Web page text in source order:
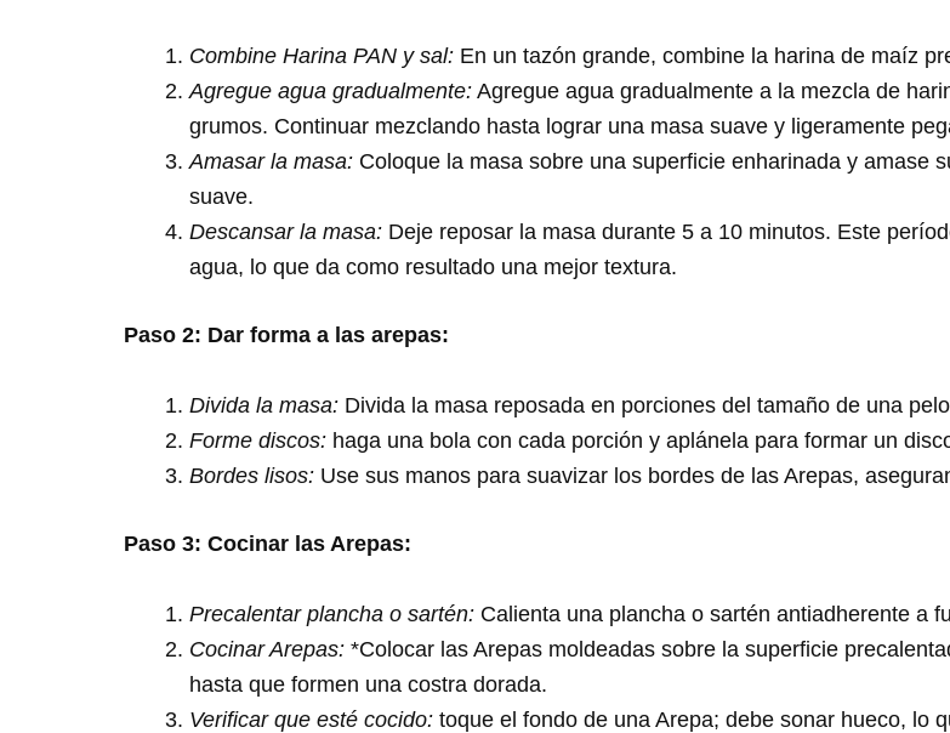
Combine Harina PAN y sal: En un tazón grande, combine la harina de maíz
Agregue agua gradualmente: Agregue agua gradualmente a la mezcla de
grumos. Continuar mezclando hasta lograr una masa suave y ligeramente
Amasar la masa: Coloque la masa sobre una superficie enharinada y amase
suave.
Descansar la masa: Deje reposar la masa durante 5 a 10 minutos. Este
agua, lo que da como resultado una mejor textura.
Paso 2: Dar forma a las arepas:
Divida la masa: Divida la masa reposada en porciones del tamaño de una
Forme discos: haga una bola con cada porción y aplánela para formar un
Bordes lisos: Use sus manos para suavizar los bordes de las Arepas,
Paso 3: Cocinar las Arepas:
Precalentar plancha o sartén: Calienta una plancha o sartén antiadherente a
Cocinar Arepas: *Colocar las Arepas moldeadas sobre la superficie
hasta que formen una costra dorada.
Verificar que esté cocido: toque el fondo de una Arepa; debe sonar hueco, lo